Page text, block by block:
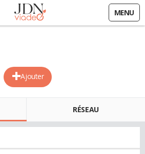
MENU
Ajouter
RÉSEAU